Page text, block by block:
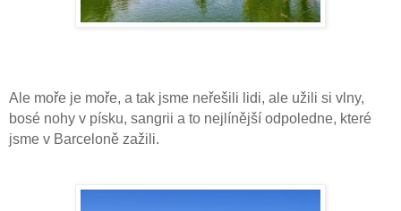
Ale moře je moře, a tak jsme neřešili lidi, ale užili si vlny,
bosé nohy v písku, sangrii a to nejlínější odpoledne, které
jsme v Barceloně zažili.